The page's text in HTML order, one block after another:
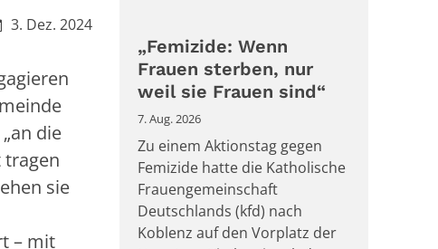
3. Dez. 2024
die
tragen
sie
– mit
„Femizide: Wenn
Frauen sterben, nur
weil sie Frauen sind“
7. Aug. 2026
Zu einem Aktionstag gegen
Femizide hatte die Katholische
Frauengemeinschaft
Deutschlands (kfd) nach
Koblenz auf den Vorplatz der